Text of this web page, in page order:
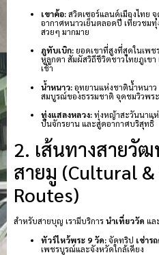
เขาค้อ:สวิตเซอร์แลนด์เมืองไทย
อากาศหนาวเย็นตลอดปี เที่ยวชม
สวยๆ มากมาย
ภูทับเบิก: ยอดเขาที่สูงที่สุดในเพ
หูลูกตา สัมผัสวิถีชีวิตชาวไทยภูเข
เช้า
น้ำหนาว:อุทยานแห่งชาติน้ำหนาว
สมบูรณ์ของธรรมชาติ จุดชมวิวพร
ทุ่งแสลงหลวง:ทุ่งหญ้าสะวันนาแห่
ปั่นจักรยาน และสูดอากาศบริสุทธิ์
2. เส้นทางสายวัฒ
สายมู (Cultural
Routes)
สำหรับสายบุญ เรามีบริการนำเที่ยววัด แล
ทัวร์ไหว้พระ 9 วัด:จัดทริป เช่าร
เพชรบูรณ์และจังหวัดใกล้เคียง